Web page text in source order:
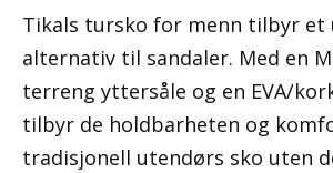
Tikals tursko for menn tilbyr et
alternativ til sandaler. Med en
terreng yttersåle og en EVA/
tilbyr de holdbarheten og
tradisjonell utendørs sko uten